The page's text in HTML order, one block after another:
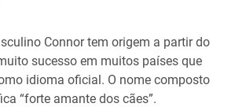
Connor tem origem a partir do
sucesso em muitos países que
idioma oficial. O nome composto
“forte amante dos cães”.